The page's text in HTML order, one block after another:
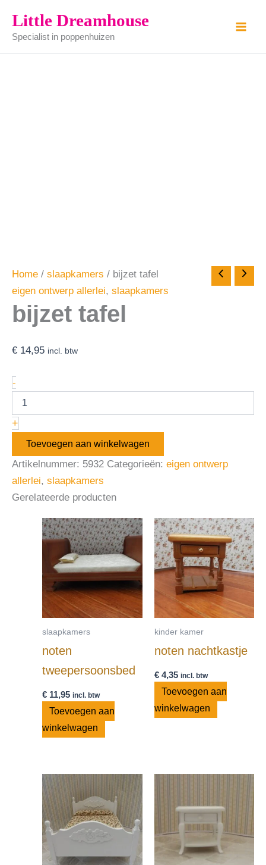
naar
inhoud
Little Dreamhouse
Specialist in poppenhuizen
Home / slaapkamers / bijzet tafel
eigen ontwerp allerlei, slaapkamers
bijzet tafel
€ 14,95 incl. btw
-
tafel
aantal
+
Toevoegen aan winkelwagen
Artikelnummer: 5932 Categorieën: eigen ontwerp
allerlei, slaapkamers
Gerelateerde producten
slaapkamers
noten
tweepersoonsbed
€ 11,95 incl. btw
Toevoegen aan
winkelwagen
kinder kamer
noten nachtkastje
€4,35 incl. btw
Toevoegen aan
winkelwagen